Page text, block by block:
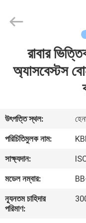
আমাদের
সম্পর্কে
কারখানা
ভ্রমণ
রাবার
অ্যাসবেস্টস
উৎপত্তি স্থল:
পরিচিতিমুলক নাম:
সাক্ষ্যদান:
মডেল নম্বার:
ন্যূনতম চাহিদার
পরিমাণ: